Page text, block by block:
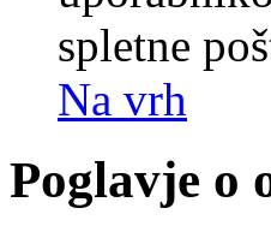
spletne
Na vrh
Poglavje o